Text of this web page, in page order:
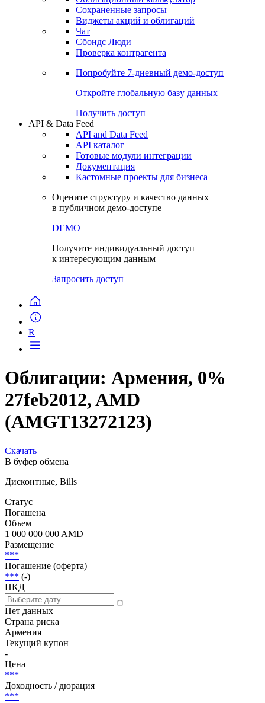
Сохраненные запросы
Виджеты акций и облигаций
Чат
Сбондс Люди
Проверка контрагента
Попробуйте 7-дневный демо-доступ
Откройте глобальную базу данных
Получить доступ
API & Data Feed
API and Data Feed
API каталог
Готовые модули интеграции
Документация
Кастомные проекты для бизнеса
Оцените структуру и качество данных
в публичном демо-доступе
DEMO
Получите индивидуальный доступ
к интересующим данным
Запросить доступ
R
Облигации: Армения, 0%
27feb2012, AMD
(AMGT13272123)
Скачать
В буфер обмена
Дисконтные, Bills
Статус
Погашена
Объем
1 000 000 000 AMD
Размещение
***
Погашение (оферта)
*** (-)
НКД
Нет данных
Страна риска
Армения
Текущий купон
-
Цена
***
Доходность / дюрация
***